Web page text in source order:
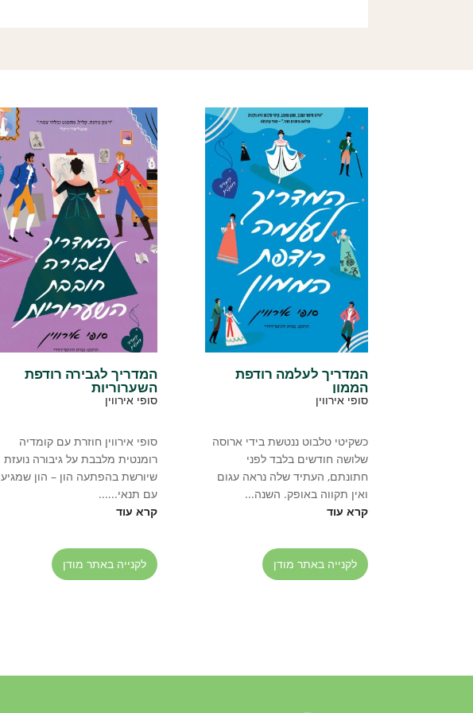
המדריך לעלמה רודפת
הממון
סופי אירווין
כשקיטי טלבוט ננטשת בידי ארוסה
שלושה חודשים בלבד לפני
חתונתם, העתיד שלה נראה עגום
ואין תקווה באופק. השנה...
קרא עוד
לקנייה באתר מודן
המדריך לגבירה רודפת
השערוריות
סופי אירווין
סופי אירווין חוזרת עם קומדיה
רומנטית מלבבת על גיבורה נועזת
שיורשת בהפתעה הון – הון שמגיע
עם תנאי......
קרא עוד
לקנייה באתר מודן